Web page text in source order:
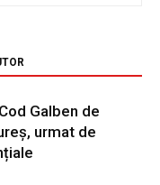
Galben de
urmat de